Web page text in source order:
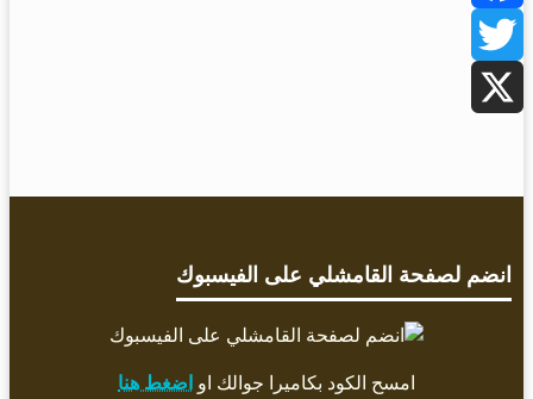
Facebook
Twitter
انضم لصفحة القامشلي على الفيسبوك
امسح الكود بكاميرا جوالك او اضغط هنا